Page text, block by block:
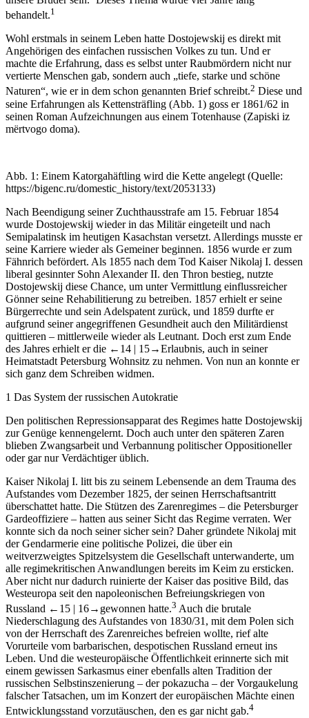
behandelt.1
Wohl erstmals in seinem Leben hatte Dostojewskij es direkt mit
Angehörigen des einfachen russischen Volkes zu tun. Und er
machte die Erfahrung, dass es selbst unter Raubmördern nicht nur
vertierte Menschen gab, sondern auch „tiefe, starke und schöne
Naturen“, wie er in dem schon genannten Brief schreibt.2 Diese und
seine Erfahrungen als Kettensträfling (Abb. 1) goss er 1861/62 in
seinen Roman Aufzeichnungen aus einem Totenhause (Zapiski iz
mërtvogo doma).
Abb. 1: Einem Katorgahäftling wird die Kette angelegt (Quelle:
https://bigenc.ru/domestic_history/text/2053133)
Nach Beendigung seiner Zuchthausstrafe am 15. Februar 1854
wurde Dostojewskij wieder in das Militär eingeteilt und nach
Semipalatinsk im heutigen Kasachstan versetzt. Allerdings musste er
seine Karriere wieder als Gemeiner beginnen. 1856 wurde er zum
Fähnrich befördert. Als 1855 nach dem Tod Kaiser Nikolaj I. dessen
liberal gesinnter Sohn Alexander II. den Thron bestieg, nutzte
Dostojewskij diese Chance, um unter Vermittlung einflussreicher
Gönner seine Rehabilitierung zu betreiben. 1857 erhielt er seine
Bürgerrechte und sein Adelspatent zurück, und 1859 durfte er
aufgrund seiner angegriffenen Gesundheit auch den Militärdienst
quittieren – mittlerweile wieder als Leutnant. Doch erst zum Ende
des Jahres erhielt er die ←14 | 15→Erlaubnis, auch in seiner
Heimatstadt Petersburg Wohnsitz zu nehmen. Von nun an konnte er
sich ganz dem Schreiben widmen.
1 Das System der russischen Autokratie
Den politischen Repressionsapparat des Regimes hatte Dostojewskij
zur Genüge kennengelernt. Doch auch unter den späteren Zaren
blieben Zwangsarbeit und Verbannung politischer Oppositioneller
oder gar nur Verdächtiger üblich.
Kaiser Nikolaj I. litt bis zu seinem Lebensende an dem Trauma des
Aufstandes vom Dezember 1825, der seinen Herrschaftsantritt
überschattet hatte. Die Stützen des Zarenregimes – die Petersburger
Gardeoffiziere – hatten aus seiner Sicht das Regime verraten. Wer
konnte sich da noch seiner sicher sein? Daher gründete Nikolaj mit
der Gendarmerie eine politische Polizei, die über ein
weitverzweigtes Spitzelsystem die Gesellschaft unterwanderte, um
alle regimekritischen Anwandlungen bereits im Keim zu ersticken.
Aber nicht nur dadurch ruinierte der Kaiser das positive Bild, das
Westeuropa seit den napoleonischen Befreiungskriegen von
Russland ←15 | 16→gewonnen hatte.3 Auch die brutale
Niederschlagung des Aufstandes von 1830/31, mit dem Polen sich
von der Herrschaft des Zarenreiches befreien wollte, rief alte
Vorurteile vom barbarischen, despotischen Russland erneut ins
Leben. Und die westeuropäische Öffentlichkeit erinnerte sich mit
einem gewissen Sarkasmus einer ebenfalls alten Tradition der
russischen Selbstinszenierung – derpokazucha – der Vorgaukelung
falscher Tatsachen, um im Konzert der europäischen Mächte einen
Entwicklungsstand vorzutäuschen, den es gar nicht gab.4